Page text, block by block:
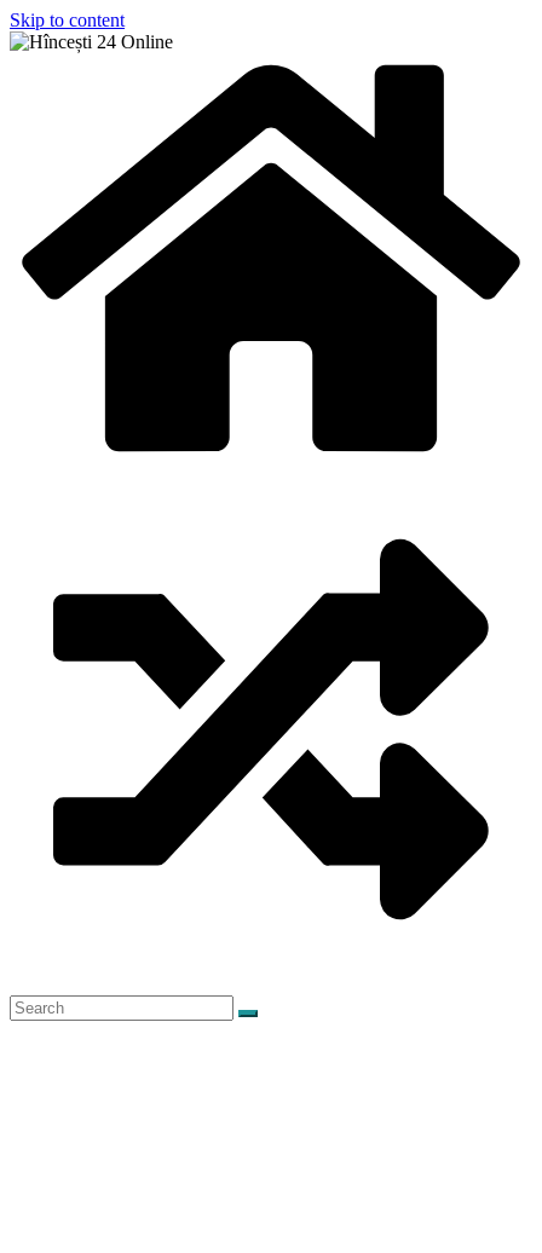
Skip to content